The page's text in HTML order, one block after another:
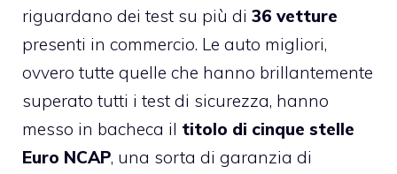
riguardano dei test su più di 36 vetture
presenti in commercio. Le auto migliori,
ovvero tutte quelle che hanno brillantemente
superato tutti i test di sicurezza, hanno
messo in bacheca il titolo di cinque stelle
Euro NCAP, una sorta di garanzia di